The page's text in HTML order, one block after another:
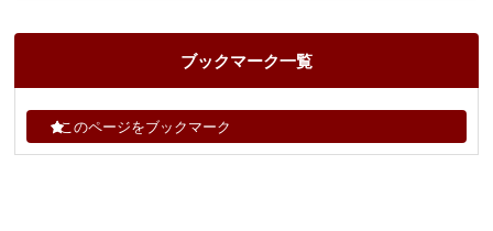
ブックマーク一覧
このページをブックマーク